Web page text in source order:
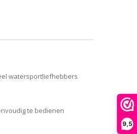
9,5
watersportliefhebbers
te bedienen